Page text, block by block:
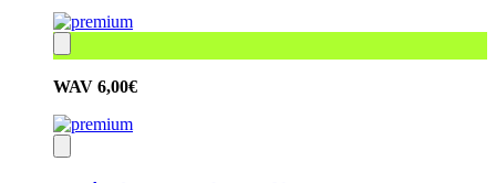
WAV 6,00€